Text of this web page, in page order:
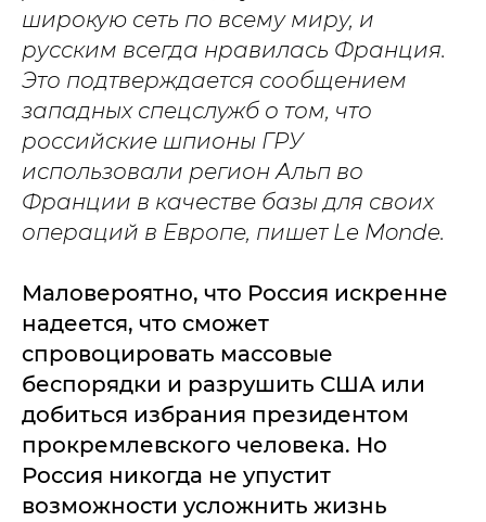
широкую сеть по всему миру, и
русским всегда нравилась Франция.
Это подтверждается сообщением
западных спецслужб о том, что
российские шпионы ГРУ
использовали регион Альп во
Франции в качестве базы для своих
операций в Европе, пишет Le Monde.
Маловероятно, что Россия искренне
надеется, что сможет
спровоцировать массовые
беспорядки и разрушить США или
добиться избрания президентом
прокремлевского человека. Но
Россия никогда не упустит
возможности усложнить жизнь